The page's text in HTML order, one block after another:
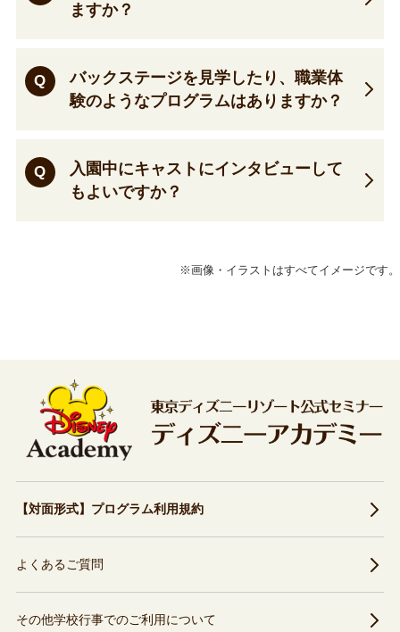
ますか？
Q
バックステージを見学したり、職業体
験のようなプログラムはありますか？
Q
入園中にキャストにインタビューして
もよいですか？
※画像・イラストはすべてイメージです。
【対面形式】プログラム利用規約
よくあるご質問
その他学校行事でのご利用について